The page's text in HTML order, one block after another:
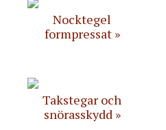
Nocktegel
formpressat
Takstegar och
snörasskydd